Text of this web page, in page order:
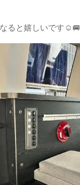
ると嬉しいです☺️🚐